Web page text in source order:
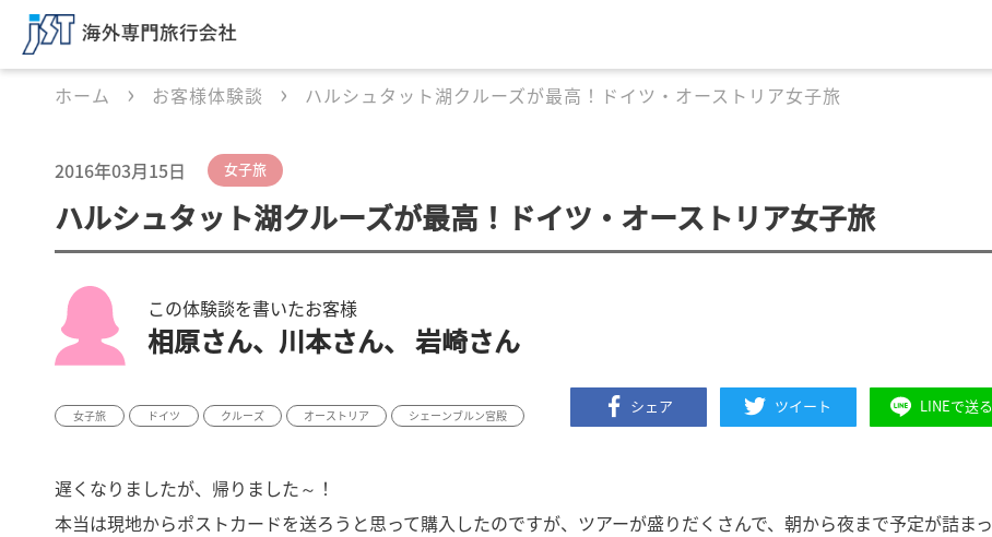
ホーム お客様体験談 ハルシュタット湖クルーズが最高！ドイツ・オーストリア女子旅
2016年03月15日 女子旅
ハルシュタット湖クルーズが最高！ドイツ・オーストリア女子旅
この体験談を書いたお客様
相原さん、川本さん、 岩崎さん
女子旅 ドイツ クルーズ オーストリア シェーンブルン宮殿 シェア ツイート LINEで送る
遅くなりましたが、帰りました～！
本当は現地からポストカードを送ろうと思って購入したのですが、ツアーが盛りだくさんで、朝から夜まで予定が詰まっ